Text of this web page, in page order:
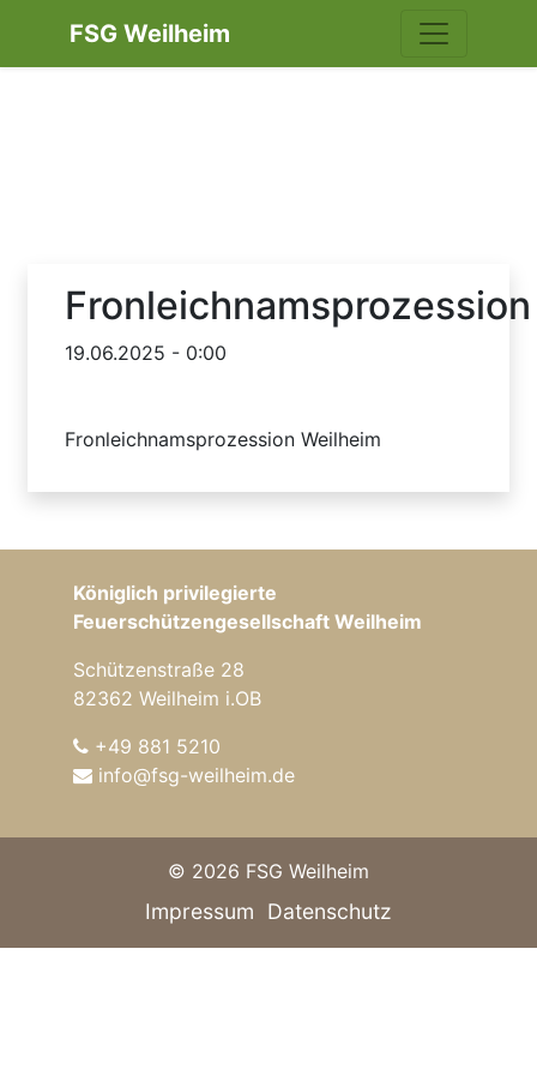
FSG Weilheim
Fronleichnamsprozession
19.06.2025 - 0:00
Fronleichnamsprozession Weilheim
Königlich privilegierte
Feuerschützengesellschaft Weilheim
Schützenstraße 28
82362 Weilheim i.OB
+49 881 5210
info@fsg-weilheim.de
© 2026 FSG Weilheim
Impressum Datenschutz